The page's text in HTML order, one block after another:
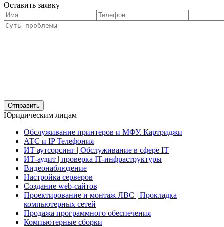
Оставить заявку
Юридическим лицам
Обслуживание принтеров и МФУ. Картриджи
АТС и IP Телефония
ИТ аутсорсинг | Обслуживание в сфере IT
ИТ-аудит | проверка IT-инфраструктуры
Видеонаблюдение
Настройка серверов
Создание web-сайтов
Проектирование и монтаж ЛВС | Прокладка
компьютерных сетей
Продажа программного обеспечения
Компьютерные сборки